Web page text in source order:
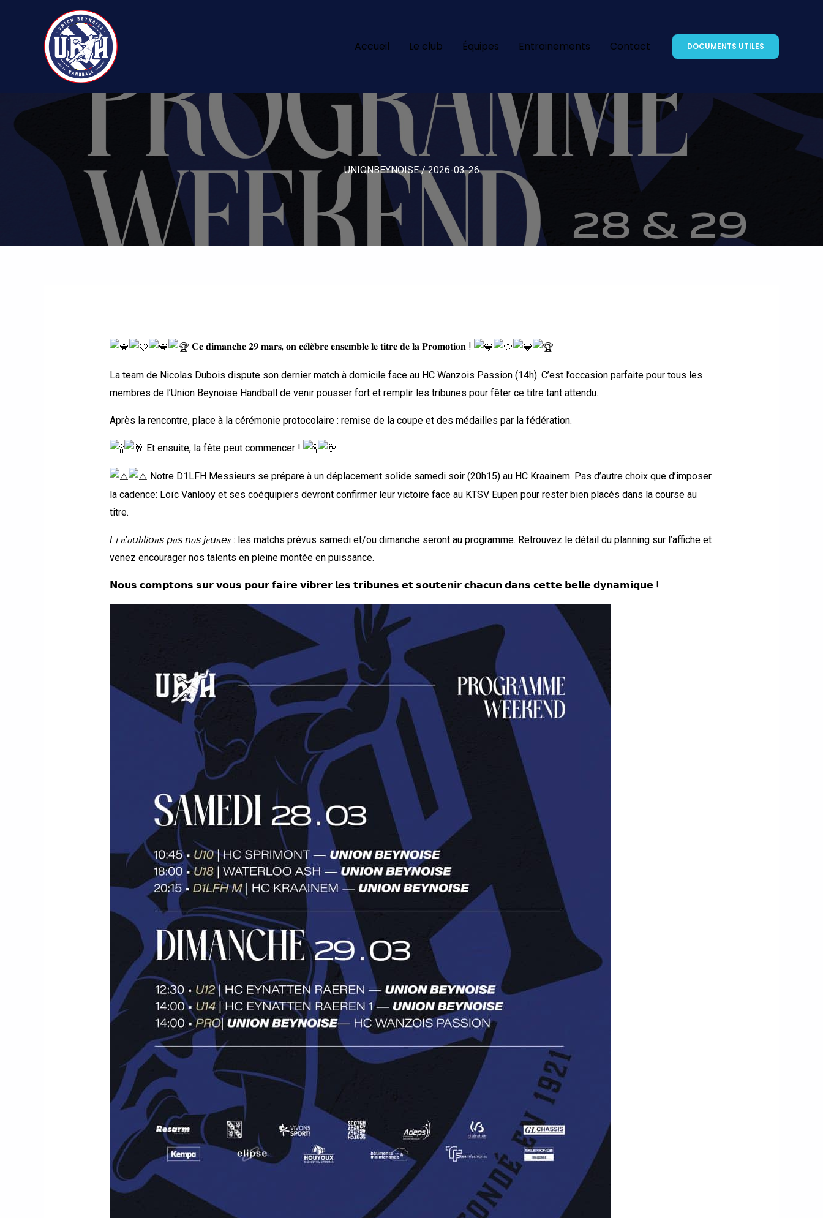
Accueil Le club Équipes Entrainements Contact DOCUMENTS UTILES
UNIONBEYNOISE/2026-03-26
𝐂𝐞 𝐝𝐢𝐦𝐚𝐧𝐜𝐡𝐞 𝟐𝟗 𝐦𝐚𝐫𝐬, 𝐨𝐧 𝐜𝐞́𝐥𝐞̀𝐛𝐫𝐞 𝐞𝐧𝐬𝐞𝐦𝐛𝐥𝐞 𝐥𝐞 𝐭𝐢𝐭𝐫𝐞 𝐝𝐞 𝐥𝐚 𝐏𝐫𝐨𝐦𝐨𝐭𝐢𝐨𝐧 !
La team de Nicolas Dubois dispute son dernier match à domicile face au HC Wanzois Passion (14h). C’est l’occasion parfaite pour tous les
membres de l’Union Beynoise Handball de venir pousser fort et remplir les tribunes pour fêter ce titre tant attendu.
Après la rencontre, place à la cérémonie protocolaire : remise de la coupe et des médailles par la fédération.
Et ensuite, la fête peut commencer !
Notre D1LFH Messieurs se prépare à un déplacement solide samedi soir (20h15) au HC Kraainem. Pas d’autre choix que d’imposer
la cadence: Loïc Vanlooy et ses coéquipiers devront confirmer leur victoire face au KTSV Eupen pour rester bien placés dans la course au
titre.
𝘌𝑡 𝑛’𝑜𝘶𝑏𝘭𝑖𝘰𝑛𝘴 𝘱𝑎𝘴 𝘯𝑜𝘴 𝘫𝑒𝘶𝑛𝘦𝑠 : les matchs prévus samedi et/ou dimanche seront au programme. Retrouvez le détail du planning sur l’affiche et
venez encourager nos talents en pleine montée en puissance.
𝗡𝗼𝘂𝘀 𝗰𝗼𝗺𝗽𝘁𝗼𝗻𝘀 𝘀𝘂𝗿 𝘃𝗼𝘂𝘀 𝗽𝗼𝘂𝗿 𝗳𝗮𝗶𝗿𝗲 𝘃𝗶𝗯𝗿𝗲𝗿 𝗹𝗲𝘀 𝘁𝗿𝗶𝗯𝘂𝗻𝗲𝘀 𝗲𝘁 𝘀𝗼𝘂𝘁𝗲𝗻𝗶𝗿 𝗰𝗵𝗮𝗰𝘂𝗻 𝗱𝗮𝗻𝘀 𝗰𝗲𝘁𝘁𝗲 𝗯𝗲𝗹𝗹𝗲 𝗱𝘆𝗻𝗮𝗺𝗶𝗾𝘂𝗲 !